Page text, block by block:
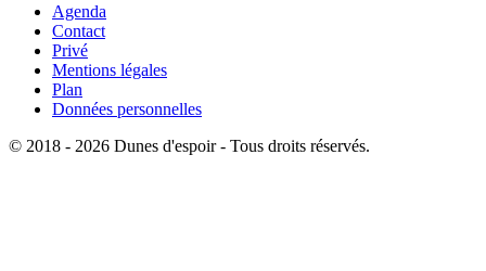
Agenda
Contact
Privé
Mentions légales
Plan
Données personnelles
© 2018 - 2026 Dunes d'espoir - Tous droits réservés.